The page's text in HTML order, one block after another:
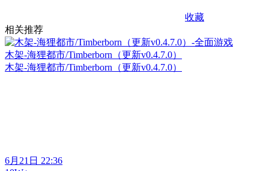
收藏
相关推荐
木架-海狸都市/Timberborn（更新v0.4.7.0）
木架-海狸都市/Timberborn（更新v0.4.7.0）
6月21日 22:36